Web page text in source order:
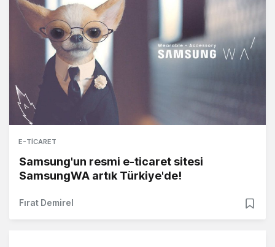
E-TICARET
Samsung'un resmi e-ticaret sitesi
SamsungWA artık Türkiye'de!
Fırat Demirel